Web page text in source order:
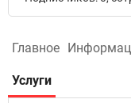
Главное
Услуги